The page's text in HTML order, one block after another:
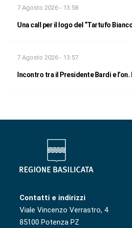
7 Agosto 2026 - 13:58
Una call per il logo del “Tartufo
7 Agosto 2026 - 13:57
Incontro tra il Presidente Bardi e
Contatti e indirizzi
Viale Vincenzo Verrastro, 4
85100 Potenza PZ